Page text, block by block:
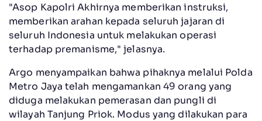
"Asop Kapolri Akhirnya memberikan instruksi,
memberikan arahan kepada seluruh jajaran di
seluruh Indonesia untuk melakukan operasi
terhadap premanisme," jelasnya.
Argo menyampaikan bahwa pihaknya melalui Polda
Metro Jaya telah mengamankan 49 orang yang
diduga melakukan pemerasan dan pungli di
wilayah Tanjung Priok. Modus yang dilakukan para